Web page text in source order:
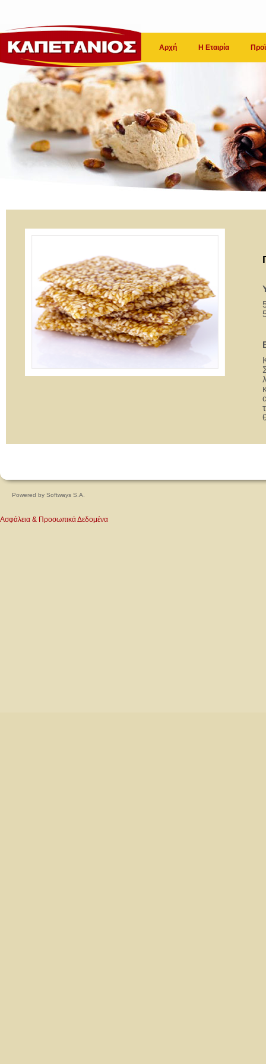
Αρχή Η Εταιρία
Powered by Softways S.A.
Ασφάλεια & Προσωπικά Δεδομένα